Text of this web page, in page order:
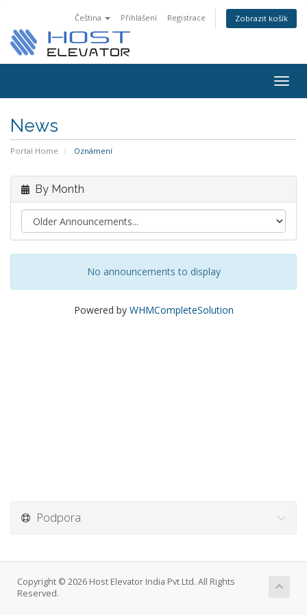
Čeština Přihlášení Registrace Zobrazit košík
News
Portal Home Oznámení
By Month
No announcements to display
Powered by WHMCompleteSolution
Podpora
Copyright © 2026 Host Elevator India Pvt Ltd. All Rights
Reserved.